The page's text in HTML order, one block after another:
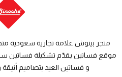
متجر بينوش علامة تجارية سعودية
موقع فساتين يقدّم تشكيلة فساتين
و فساتين العيد بتصاميم